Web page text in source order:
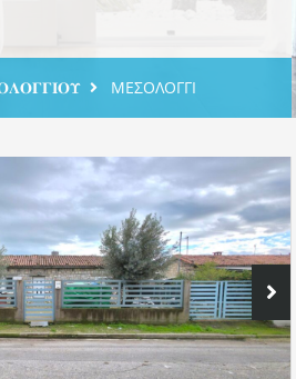
ΜΕΣΟΛΟΓΓΙ